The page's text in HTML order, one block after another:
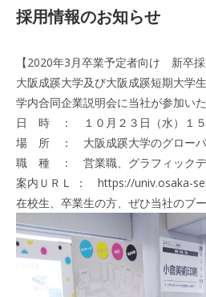
採用情報のお知らせ
【2020年3月卒業予定者向け 新卒採
大阪成蹊大学及び大阪成蹊短期大学
学内合同企業説明会に当社が参加いた
日 時 ： １０月２３日（水）１５
場 所 ： 大阪成蹊大学のグロー
職 種 ： 営業職、グラフィックデ
案内ＵＲＬ ： https://univ.osaka-
在校生、卒業生の方、ぜひ当社のブ